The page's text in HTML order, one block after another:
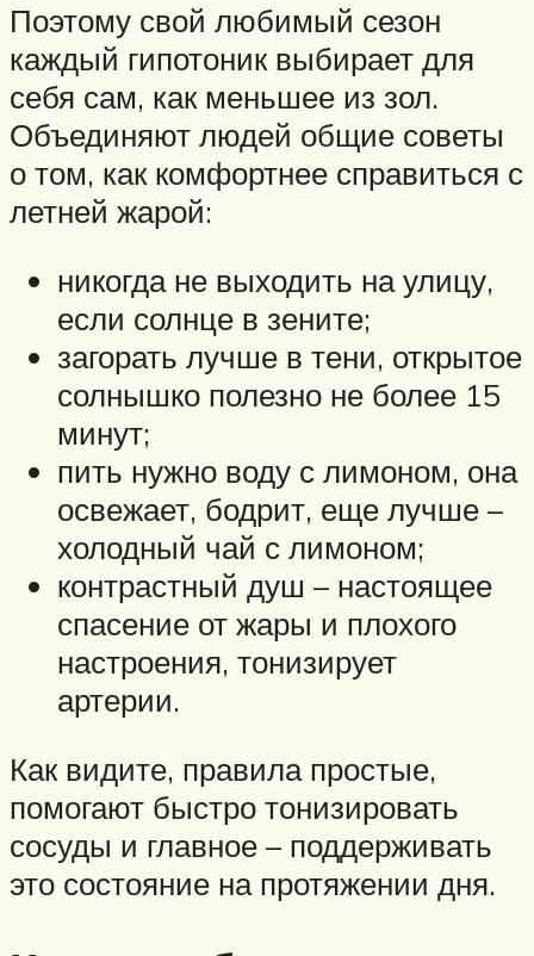
Поэтому свой любимый сезон
каждый гипотоник выбирает для
себя сам, как меньшее из зол.
Объединяют людей общие советы
о том, как комфортнее справиться с
летней жарой:
никогда не выходить на улицу,
если солнце в зените;
загорать лучше в тени, открытое
солнышко полезно не более 15
минут;
пить нужно воду с лимоном, она
освежает, бодрит, еще лучше –
холодный чай с лимоном;
контрастный душ – настоящее
спасение от жары и плохого
настроения, тонизирует
артерии.
Как видите, правила простые,
помогают быстро тонизировать
сосуды и главное – поддерживать
это состояние на протяжении дня.